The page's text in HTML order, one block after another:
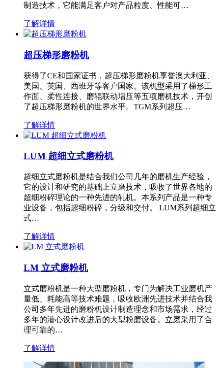
制造技术，它能满足客户对产品粒度、性能可…
了解详情
超压梯形磨粉机
获得了CE和国家证书，超压梯形磨粉机享誉澳大利亚、
美国、英国、西班牙等客户国家。该机型采用了梯形工
作面、柔性连接、磨辊联动增压等五项磨机技术，开创
了超压梯形磨粉机的世界水平。TGM系列超压…
了解详情
LUM 超细立式磨粉机
超细立式磨粉机是结合我们公司几年的磨机生产经验，
它的设计和研究的基础上立磨技术，吸收了世界各地的
超细粉碎理论的一种先进的轧机。本系列产品是一种专
业设备，包括超细粉碎，分级和交付。 LUM系列超细立
式…
了解详情
LM 立式磨粉机
立式磨粉机是一种大型磨粉机，专门为解决工业磨机产
量低、耗能高等技术难题，吸收欧洲先进技术并结合我
公司多年先进的磨粉机设计制造理念和市场需求，经过
多年的潜心设计改进后的大型粉磨设备。立磨采用了合
理可靠的…
了解详情